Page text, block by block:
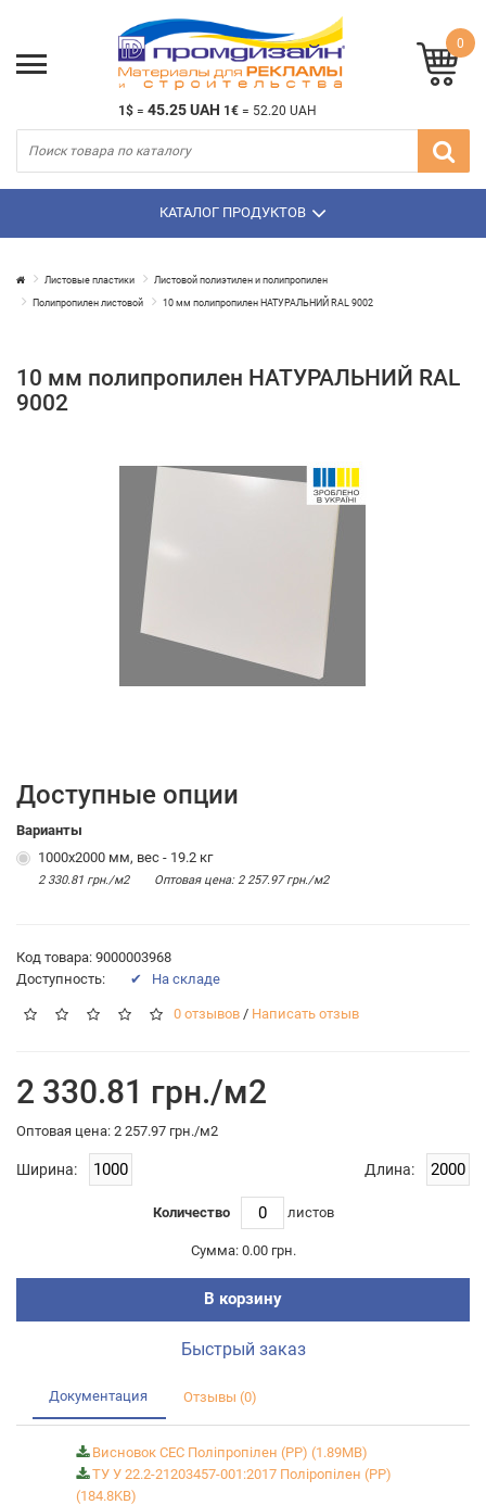
1$ = 45.25 UAH 1€ = 52.20 UAH
0
КАТАЛОГ ПРОДУКТОВ
Листовые пластики Листовой полиэтилен и полипропилен
Полипропилен листовой 10 мм полипропилен НАТУРАЛЬНИЙ RAL 9002
10 мм полипропилен НАТУРАЛЬНИЙ RAL
9002
Доступные опции
Варианты
1000х2000 мм, вес - 19.2 кг
2 330.81 грн./м2 Оптовая цена: 2 257.97 грн./м2
Код товара: 9000003968
Доступность:
✔ На складе
0 отзывов / Написать отзыв
2 330.81 грн./м2
Оптовая цена: 2 257.97 грн./м2
Ширина: Длина:
Количество листов
Сумма: 0.00 грн.
В корзину
Быстрый заказ
Документация Отзывы (0)
Висновок СЕС Поліпропілен (PP) (1.89MB)
ТУ У 22.2-21203457-001:2017 Поліропілен (РР)
(184.8KB)